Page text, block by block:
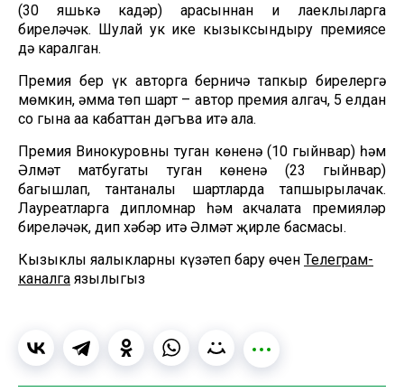
(30 яшькә кадәр) арасыннан иң лаеклыларга
биреләчәк. Шулай ук ике кызыксындыру премиясе
дә каралган.
Премия бер үк авторга берничә тапкыр бирелергә
мөмкин, әмма төп шарт – автор премия алгач, 5 елдан
соң гына аңа кабаттан дәгъва итә ала.
Премия Винокуровның туган көненә (10 гыйнвар) һәм
Әлмәт матбугаты туган көненә (23 гыйнвар)
багышлап, тантаналы шартларда тапшырылачак.
Лауреатларга дипломнар һәм акчалата премияләр
биреләчәк, дип хәбәр итә Әлмәт җирле басмасы.
Кызыклы яңалыкларны күзәтеп бару өчен Телеграм-
каналга язылыгыз